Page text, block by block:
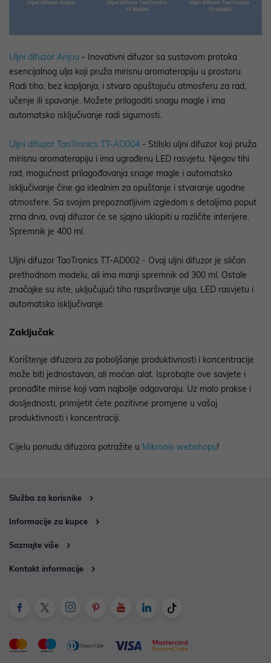
Uljni difuzor Anjou - Inovativni difuzor sa sustavom protoka
esencijalnog ulja koji pruža mirisnu aromaterapiju u prostoru.
Radi tiho, bez kapljanja, i stvara opuštajuću atmosferu za rad,
učenje ili spavanje. Možete prilagoditi snagu magle i ima
automatsko isključivanje radi sigurnosti.
Uljni difuzor TaoTronics TT-AD004 - Stilski uljni difuzor koji pruža
mirisnu aromaterapiju i ima ugrađenu LED rasvjetu. Njegov tihi
rad, mogućnost prilagođavanja snage magle i automatsko
isključivanje čine ga idealnim za opuštanje i stvaranje ugodne
atmosfere. Sa svojim prepoznatljivim izgledom s detaljima poput
zrna drva, ovaj difuzor će se sjajno uklopiti u različite interijere.
Spremnik je 400 ml.
Uljni difuzor TaoTronics TT-AD002 - Ovaj uljni difuzor je sličan
prethodnom modelu, ali ima manji spremnik od 300 ml. Ostale
značajke su iste, uključujući tiho raspršivanje ulja, LED rasvjetu i
automatsko isključivanje.
Zaključak
Korištenje difuzora za poboljšanje produktivnosti i koncentracije
može biti jednostavan, ali moćan alat. Isprobajte ove savjete i
pronađite mirise koji vam najbolje odgovaraju. Uz malo prakse i
dosljednosti, primijetit ćete pozitivne promjene u vašoj
produktivnosti i koncentraciji.
Cijelu ponudu difuzora potražite u Mikronis webshopu!
Služba za korisnike
Informacije za kupce
Saznajte više
Kontakt informacije